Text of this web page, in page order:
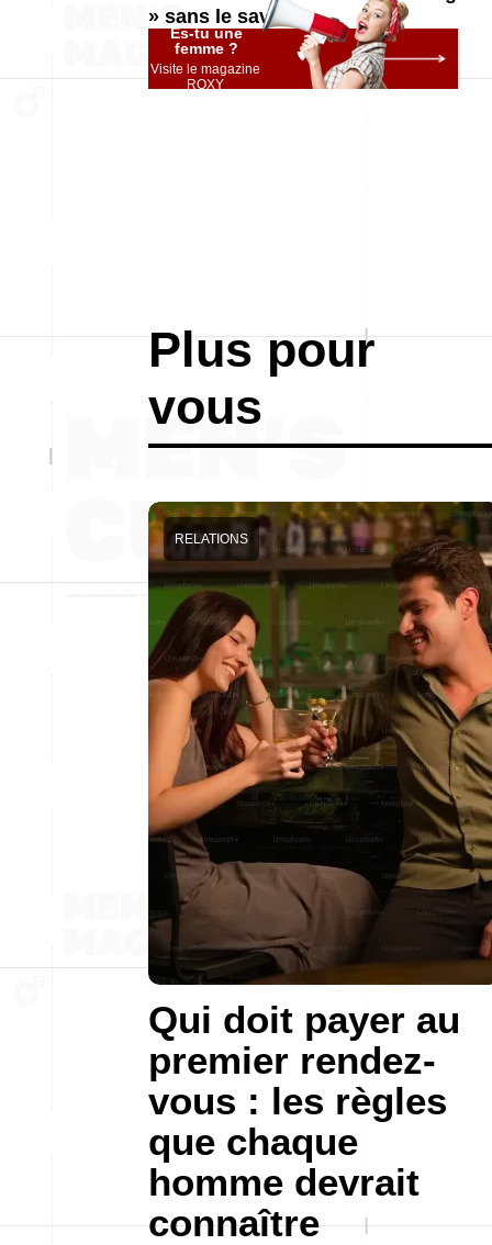
» sans le savoir
Es-tu une
femme ?
Visite le magazine
ROXY
Plus pour
vous
Qui doit payer au
premier rendez-
vous : les règles
que chaque
homme devrait
connaître
RELATIONS